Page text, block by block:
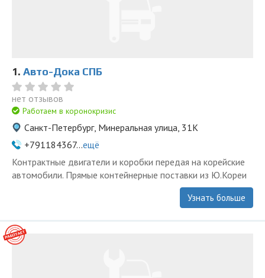
1. Авто-Дока СПБ
нет отзывов
Работаем в коронокризис
Санкт-Петербург, Минеральная улица, 31К
+791184367...ещё
Контрактные двигатели и коробки передая на корейские
автомобили. Прямые контейнерные поставки из Ю.Кореи
Узнать больше